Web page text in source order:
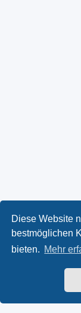
Diese Website
bestmöglichen
bieten. Mehr